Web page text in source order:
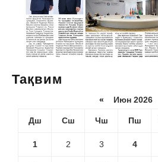
Тақвим
« Июн 2026
Дш Сш Чш Пш
1 2 3 4